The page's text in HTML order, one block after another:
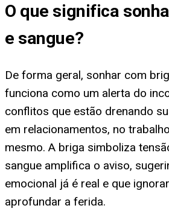
O que significa
e sangue?
De forma geral, sonhar com
funciona como um alerta do
conflitos que estão drenando
em relacionamentos, no
mesmo. A briga simboliza
sangue amplifica o aviso,
emocional já é real e que
aprofundar a ferida.